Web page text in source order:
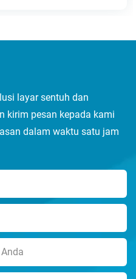
layar sentuh dan
kirim pesan kepada kami
dalam waktu satu jam